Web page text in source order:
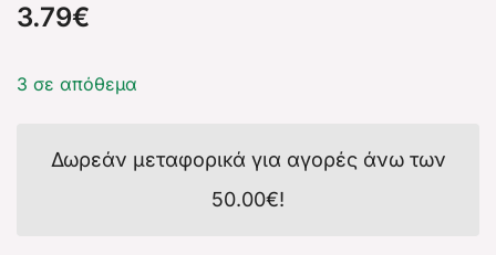
3.79€
3 σε απόθεμα
Δωρεάν μεταφορικά για αγορές άνω των
50.00€!